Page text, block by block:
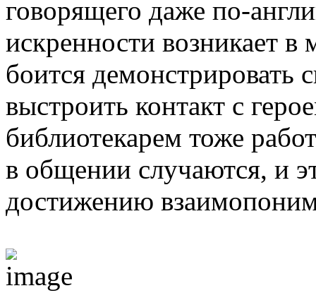
говорящего даже по-
искренности возникает в
боится демонстрировать
выстроить контакт с
библиотекарем тоже
в общении случаются, и
достижению